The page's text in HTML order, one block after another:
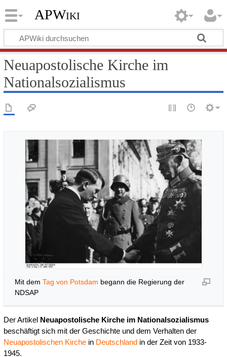
APWiki
Neuapostolische Kirche im
Nationalsozialismus
Mit demTag von Potsdam begann die Regierung der
NDSAP
Der Artikel Neuapostolische Kirche im Nationalsozialismus
beschäftigt sich mit der Geschichte und dem Verhalten der
Neuapostolischen Kirchein Deutschlandin der Zeit von 1933-
1945.